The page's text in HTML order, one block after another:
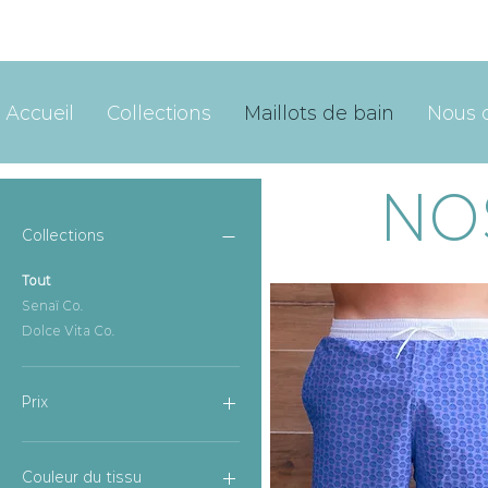
Collections
Tout
Senaï Co.
Dolce Vita Co.
Prix
50 €
Couleur du tissu
Accueil Collections Maillots de bain Nous